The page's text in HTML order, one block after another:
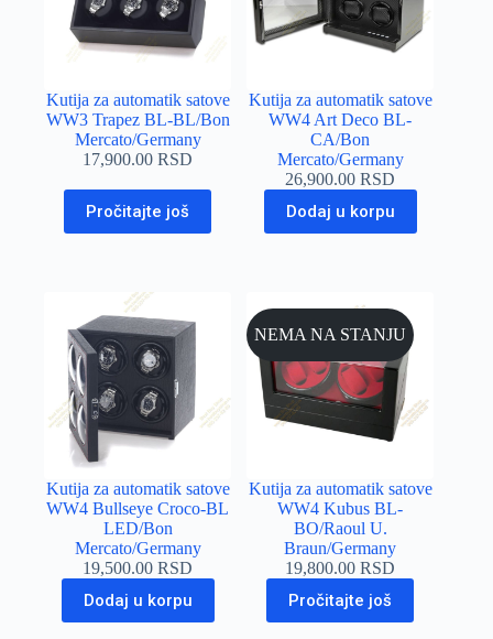
Kutija za automatik satove
WW3 Trapez BL-BL/Bon
Mercato/Germany
17,900.00RSD
Pročitajte još
Kutija za automatik satove
WW4 Art Deco BL-
CA/Bon
Mercato/Germany
26,900.00RSD
Dodaj u korpu
Kutija za automatik satove
WW4 Bullseye Croco-BL
LED/Bon
Mercato/Germany
19,500.00RSD
Dodaj u korpu
NEMA NA STANJU
Kutija za automatik satove
WW4 Kubus BL-
BO/Raoul U.
Braun/Germany
19,800.00RSD
Pročitajte još